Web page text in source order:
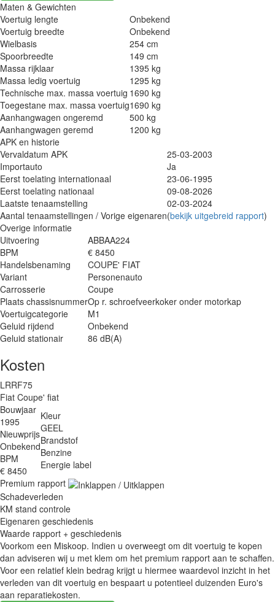
Maten & Gewichten
Voertuig lengte
Onbekend
Voertuig breedte
Onbekend
Wielbasis
254 cm
Spoorbreedte
149 cm
Massa rijklaar
1395 kg
Massa ledig voertuig
1295 kg
Technische max. massa voertuig 1690 kg
Toegestane max. massa voertuig1690 kg
Aanhangwagen ongeremd
500 kg
Aanhangwagen geremd
1200 kg
APK en historie
Vervaldatum APK
25-03-2003
Importauto
Ja
Eerst toelating internationaal
23-06-1995
Eerst toelating nationaal
09-08-2026
Laatste tenaamstelling
02-03-2024
Aantal tenaamstellingen / Vorige eigenaren(bekijk uitgebreid rapport)
Overige informatie
Uitvoering
ABBAA224
BPM
€ 8450
Handelsbenaming
COUPE' FIAT
Variant
Personenauto
Carrosserie
Coupe
Plaats chassisnummerOp r. schroefveerkoker onder motorkap
Voertuigcategorie
M1
Geluid rijdend
Onbekend
Geluid stationair
86 dB(A)
Kosten
LRRF75
Fiat Coupe' fiat
Bouwjaar
1995
Nieuwprijs
Onbekend
BPM
€ 8450
Kleur
GEEL
Brandstof
Benzine
Energie label
Premium rapport
Schadeverleden
KM stand controle
Eigenaren geschiedenis
Waarde rapport + geschiedenis
Voorkom een Miskoop. Indien u overweegt om dit voertuig te kopen
dan adviseren wij u met klem om het premium rapport aan te schaffen.
Voor een relatief klein bedrag krijgt u hiermee waardevol inzicht in het
verleden van dit voertuig en bespaart u potentieel duizenden Euro's
aan reparatiekosten.